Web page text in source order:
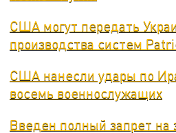
США могут передать
производства систем
США нанесли удары по
восемь военнослужащих
Введен полный запрет на